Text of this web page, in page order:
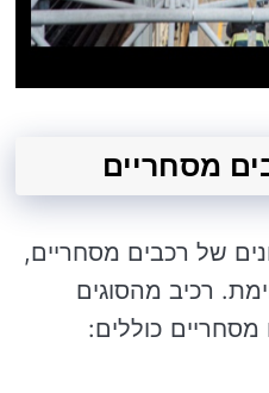
של רכבים מסחריים,
רכיב מהסוגים
מסחריים כוללים: